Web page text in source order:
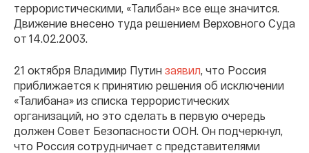
террористическими, «Талибан» все еще значится.
Движение внесено туда решением Верховного Суда
от 14.02.2003.
21 октября Владимир Путин заявил , что Россия
приближается к принятию решения об исключении
«Талибана» из списка террористических
организаций, но это сделать в первую очередь
должен Совет Безопасности ООН. Он подчеркнул,
что Россия сотрудничает с представителями